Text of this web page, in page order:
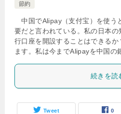
節約
中国でAlipay（支付宝）を使う
要だと言われている。私の日本
行口座を開設することはできる
ます。私は今までAlipayを中国
続きを読
Tweet 0